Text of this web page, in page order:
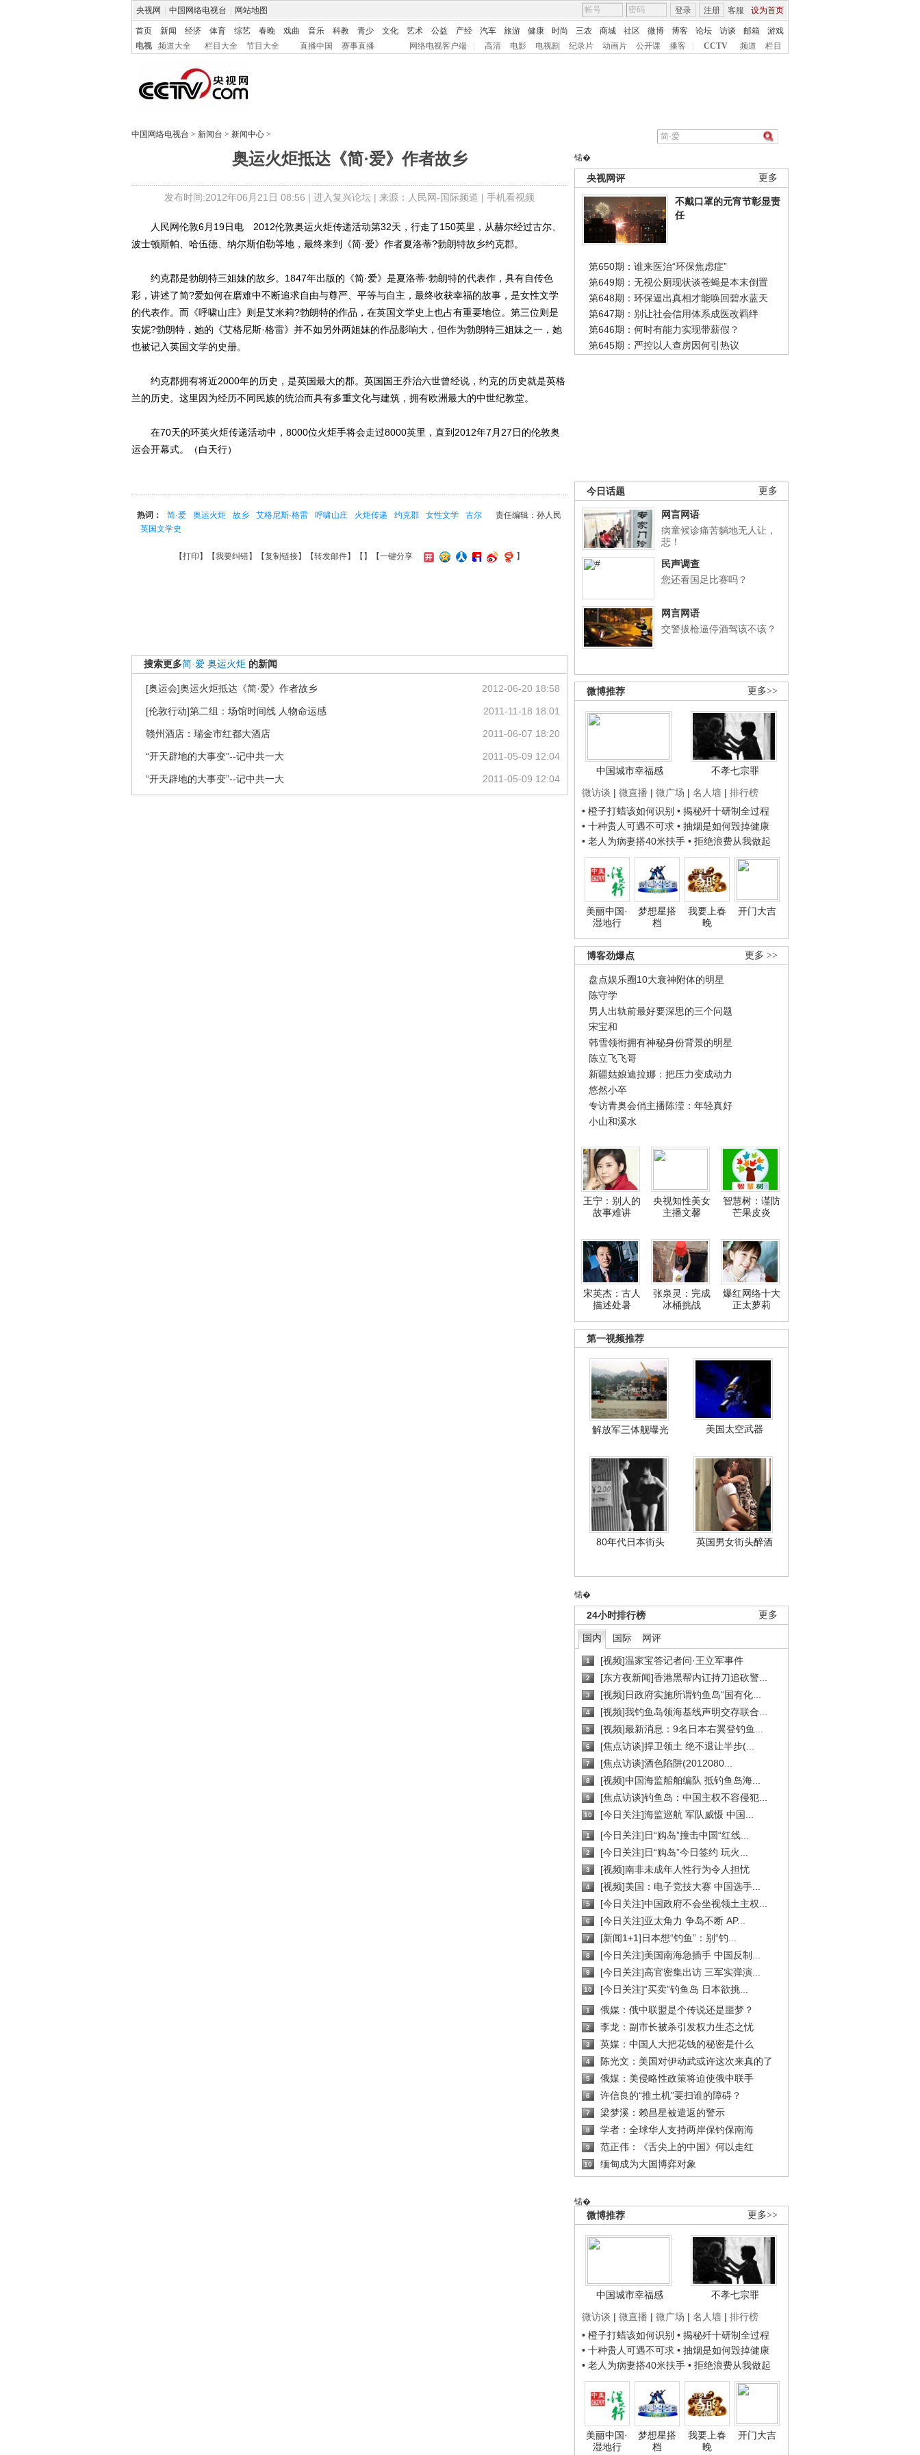
央视网 中国网络电视台 网站地图 客服 设为首页
登录 注册
首页 新闻 经济 体育 综艺 春晚 戏曲 音乐 科教 青少 文化 艺术 公益 产经 汽车 旅游 健康 时尚 三农 商城 社区 微博 博客 论坛 访谈 邮箱
游戏
电视
频道大全 栏目大全 节目大全 直播中国 赛事直播 网络电视客户端 高清 电影 电视剧 纪录片 动画片 公开课 播客 CCTV 频道 栏目
中国网络电视台 > 新闻台 > 新闻中心 >
奥运火炬抵达《简·爱》作者故乡
发布时间:2012年06月21日 08:56 | 进入复兴论坛 | 来源：人民网-国际频道 | 手机看视频
锘�
更多
央视网评
不戴口罩的元宵节彰显责
任
第650期：谁来医治“环保焦虑症”
第649期：无视公厕现状谈苍蝇是本末倒置
第648期：环保逼出真相才能唤回碧水蓝天
第647期：别让社会信用体系成医改羁绊
第646期：何时有能力实现带薪假？
第645期：严控以人查房因何引热议
更多
今日话题
网言网语
病童候诊痛苦躺地无人让，
悲！
民声调查
您还看国足比赛吗？
网言网语
交警拔枪逼停酒驾该不该？
更多>>
微博推荐
中国城市幸福感
不孝七宗罪
微访谈 | 微直播 | 微广场 | 名人墙 | 排行榜
• 橙子打蜡该如何识别 • 揭秘歼十研制全过程
• 十种贵人可遇不可求 • 抽烟是如何毁掉健康
• 老人为病妻搭40米扶手 • 拒绝浪费从我做起
美丽中国·
湿地行
梦想星搭
档
我要上春
晚
开门大吉
更多 >>
博客劲爆点
盘点娱乐圈10大衰神附体的明星
陈守学
男人出轨前最好要深思的三个问题
宋宝和
韩雪领衔拥有神秘身份背景的明星
陈立飞飞哥
新疆姑娘迪拉娜：把压力变成动力
悠然小卒
专访青奥会俏主播陈滢：年轻真好
小山和溪水
王宁：别人的
故事难讲
央视知性美女
主播文馨
智慧树：谨防
芒果皮炎
宋英杰：古人
描述处暑
张泉灵：完成
冰桶挑战
爆红网络十大
正太萝莉
第一视频推荐
解放军三体舰曝光 美国太空武器
80年代日本街头 英国男女街头醉酒
锘�
更多
24小时排行榜
国内 国际 网评
1 [视频]温家宝答记者问·王立军事件
2 [东方夜新闻]香港黑帮内讧持刀追砍警...
3 [视频]日政府实施所谓钓鱼岛“国有化...
4 [视频]我钓鱼岛领海基线声明交存联合...
5 [视频]最新消息：9名日本右翼登钓鱼...
6 [焦点访谈]捍卫领土 绝不退让半步(...
7 [焦点访谈]酒色陷阱(2012080...
8 [视频]中国海监船舶编队 抵钓鱼岛海...
9 [焦点访谈]钓鱼岛：中国主权不容侵犯...
10 [今日关注]海监巡航 军队威慑 中国...
1 [今日关注]日“购岛”撞击中国“红线...
2 [今日关注]日“购岛”今日签约 玩火...
3 [视频]南非未成年人性行为令人担忧
4 [视频]美国：电子竞技大赛 中国选手...
5 [今日关注]中国政府不会坐视领土主权...
6 [今日关注]亚太角力 争岛不断 AP...
7 [新闻1+1]日本想“钓鱼”：别“钓...
8 [今日关注]美国南海急插手 中国反制...
9 [今日关注]高官密集出访 三军实弹演...
10 [今日关注]“买卖”钓鱼岛 日本欲挑...
1 俄媒：俄中联盟是个传说还是噩梦？
2 李龙：副市长被杀引发权力生态之忧
3 英媒：中国人大把花钱的秘密是什么
4 陈光文：美国对伊动武或许这次来真的了
5 俄媒：美侵略性政策将迫使俄中联手
6 许信良的“推土机”要扫谁的障碍？
7 梁梦溪：赖昌星被遣返的警示
8 学者：全球华人支持两岸保钓保南海
9 范正伟：《舌尖上的中国》何以走红
10 缅甸成为大国博弈对象
锘�
更多>>
微博推荐
中国城市幸福感
不孝七宗罪
微访谈 | 微直播 | 微广场 | 名人墙 | 排行榜
• 橙子打蜡该如何识别 • 揭秘歼十研制全过程
• 十种贵人可遇不可求 • 抽烟是如何毁掉健康
• 老人为病妻搭40米扶手 • 拒绝浪费从我做起
美丽中国·
湿地行
梦想星搭
档
我要上春
晚
开门大吉
人民网伦敦6月19日电 2012伦敦奥运火炬传递活动第32天，行走了150英里，从赫尔经过古尔、
波士顿斯帕、哈伍德、纳尔斯伯勒等地，最终来到《简·爱》作者夏洛蒂?勃朗特故乡约克郡。
约克郡是勃朗特三姐妹的故乡。1847年出版的《简·爱》是夏洛蒂·勃朗特的代表作，具有自传色
彩，讲述了简?爱如何在磨难中不断追求自由与尊严、平等与自主，最终收获幸福的故事，是女性文学
的代表作。而《呼啸山庄》则是艾米莉?勃朗特的作品，在英国文学史上也占有重要地位。第三位则是
安妮?勃朗特，她的《艾格尼斯·格雷》并不如另外两姐妹的作品影响大，但作为勃朗特三姐妹之一，她
也被记入英国文学的史册。
约克郡拥有将近2000年的历史，是英国最大的郡。英国国王乔治六世曾经说，约克的历史就是英格
兰的历史。这里因为经历不同民族的统治而具有多重文化与建筑，拥有欧洲最大的中世纪教堂。
在70天的环英火炬传递活动中，8000位火炬手将会走过8000英里，直到2012年7月27日的伦敦奥
运会开幕式。（白天行）
责任编辑：孙人民
热词： 简·爱 奥运火炬 故乡 艾格尼斯·格雷 呼啸山庄 火炬传递 约克郡 女性文学
古尔
英国文学史
【打印 】【我要纠错】【复制链接】【转发邮件】【 】 【一键分享 】
搜索更多简·爱 奥运火炬 的新闻
2012-06-20 18:58
[奥运会]奥运火炬抵达《简·爱》作者故乡
2011-11-18 18:01
[伦敦行动]第二组：场馆时间线 人物命运感
2011-06-07 18:20
赣州酒店：瑞金市红都大酒店
2011-05-09 12:04
“开天辟地的大事变”--记中共一大
2011-05-09 12:04
“开天辟地的大事变”--记中共一大